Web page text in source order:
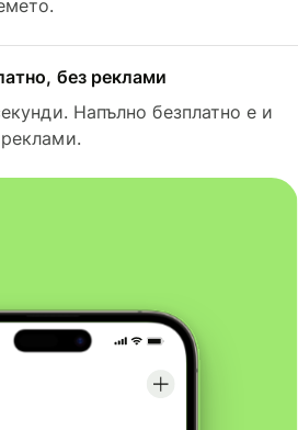
без реклами
Напълно безплатно е и